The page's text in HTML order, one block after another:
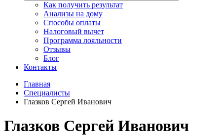
Как получить результат
Анализы на дому
Способы оплаты
Налоговый вычет
Программа лояльности
Отзывы
Блог
Контакты
Главная
Специалисты
Глазков Сергей Иванович
Глазков Сергей Иванович